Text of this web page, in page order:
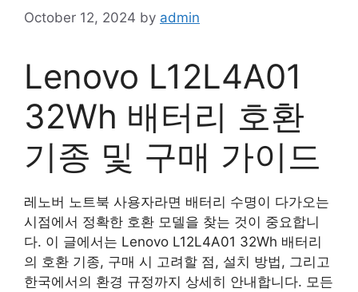
October 12, 2024 by admin
Lenovo L12L4A01
32Wh 배터리 호환
기종 및 구매 가이드
레노버 노트북 사용자라면 배터리 수명이 다가오는
시점에서 정확한 호환 모델을 찾는 것이 중요합니
다. 이 글에서는 Lenovo L12L4A01 32Wh 배터리
의 호환 기종, 구매 시 고려할 점, 설치 방법, 그리고
한국에서의 환경 규정까지 상세히 안내합니다. 모든